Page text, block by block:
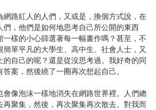
網路紅人的人們，又或是，換個方式說，在
們，他們是如何地思考自己所公開的東西
一樣的小心篩選著每一幅畫作嗎？甚至，不
簡單平凡的大學生、高中生、社會人士，又
的自己的呢？還是從沒思考過。我好奇的同
案，然後繞了一圈再次想起自己。
會像泡沫一樣地消失在網路世界裡。人們總
再聚集，然後，再次聚集再次散去。對我而